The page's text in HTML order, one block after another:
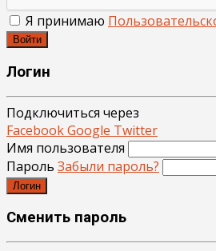
Я принимаю
Войти
Логин
Подключиться через
FacebookGoogle Twitter
Имя пользователя
Пароль Забыли пароль?
Логин
Сменить пароль